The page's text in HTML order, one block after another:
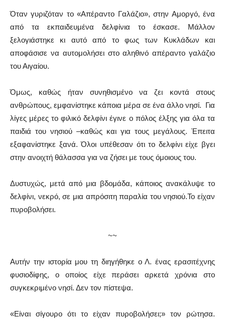
Όταν γυριζόταν το «Απέραντο Γαλάζιο», στην Αμοργό, ένα
από τα εκπαιδευμένα δελφίνια το έσκασε. Μάλλον
ξελογιάστηκε κι αυτό από το φως των Κυκλάδων και
αποφάσισε να αυτομολήσει στο αληθινό απέραντο γαλάζιο
του Αιγαίου.
Όμως, καθώς ήταν συνηθισμένο να ζει κοντά στους
ανθρώπους, εμφανίστηκε κάποια μέρα σε ένα άλλο νησί. Για
λίγες μέρες το φιλικό δελφίνι έγινε ο πόλος έλξης για όλα τα
παιδιά του νησιού –καθώς και για τους μεγάλους. Έπειτα
εξαφανίστηκε ξανά. Όλοι υπέθεσαν ότι το δελφίνι είχε βγει
στην ανοιχτή θάλασσα για να ζήσει με τους όμοιους του.
Δυστυχώς, μετά από μια βδομάδα, κάποιος ανακάλυψε το
δελφίνι, νεκρό, σε μια απρόσιτη παραλία του νησιού.Το είχαν
πυροβολήσει.
~~
Αυτήν την ιστορία μου τη διηγήθηκε ο Λ. ένας ερασιτέχνης
φυσιοδίφης, ο οποίος είχε περάσει αρκετά χρόνια στο
συγκεκριμένο νησί. Δεν τον πίστεψα.
«Είναι σίγουρο ότι το είχαν πυροβολήσει;» τον ρώτησα.